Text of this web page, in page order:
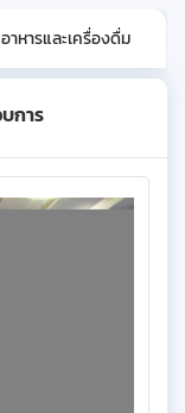
อาหารและเครื่องดื่ม
การ